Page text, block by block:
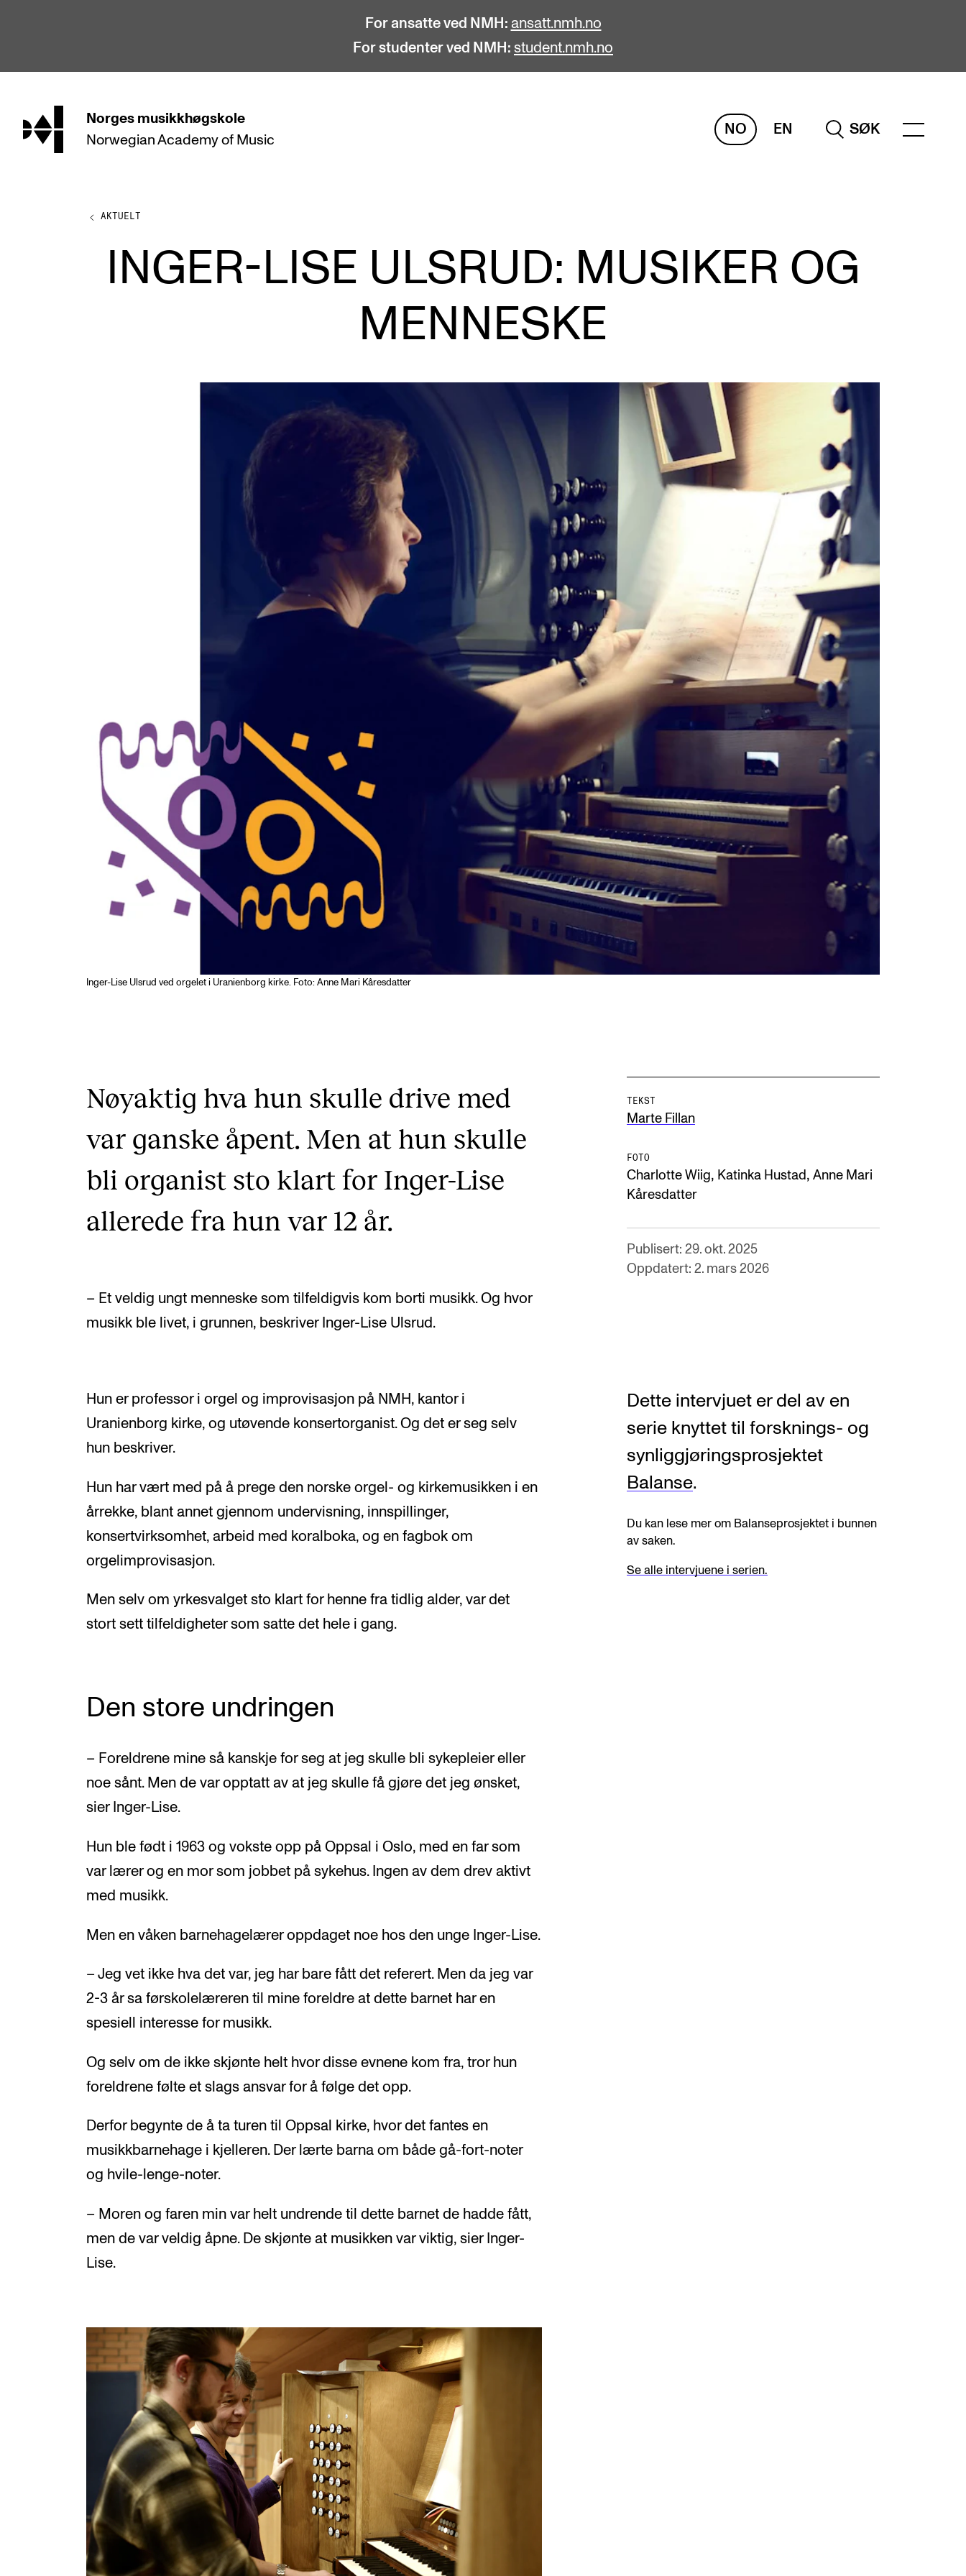
For ansatte ved NMH: ansatt.nmh.no
For studenter ved NMH: student.nmh.no
hjem Norges musikkhøgskole
Norwegian Academy of Music
NO EN
SØK
STUDIER
Bachelor
Doktorgrad Prosjekter
AKTUELT
Arrangementer og konserter
Nyheter og historier
Ledige stillinger
INFO
Om Norges musikkhøgskole
Kontakt oss
For ansatte og studenter
AKTUELT
INGER-LISE ULSRUD: MUSIKER OG
MENNESKE
Inger-Lise Ulsrud ved orgelet i Uranienborg kirke. Foto: Anne Mari Kåresdatter
Nøyaktig hva hun skulle drive med
var ganske åpent. Men at hun skulle
bli organist sto klart for Inger-Lise
allerede fra hun var 12 år.
TEKST
Marte Fillan
FOTO
Charlotte Wiig, Katinka Hustad , Anne Mari
Kåresdatter
Publisert: 29. okt. 2025
Oppdatert: 2. mars 2026
– Et veldig ungt menneske som tilfeldigvis kom borti musikk. Og hvor
musikk ble livet, i grunnen, beskriver Inger-Lise Ulsrud.
Hun er professor i orgel og improvisasjon på NMH, kantor i
Uranienborg kirke, og utøvende konsertorganist. Og det er seg selv
hun beskriver.
Hun har vært med på å prege den norske orgel- og kirkemusikken i en
årrekke, blant annet gjennom undervisning, innspillinger,
konsertvirksomhet, arbeid med koralboka, og en fagbok om
orgelimprovisasjon.
Men selv om yrkesvalget sto klart for henne fra tidlig alder, var det
stort sett tilfeldigheter som satte det hele i gang.
Dette intervjuet er del av en
serie knyttet til forsknings- og
synliggjøringsprosjektet
Balanse.
Du kan lese mer om Balanseprosjektet i bunnen
av saken.
Se alle intervjuene i serien.
Den store undringen
– Foreldrene mine så kanskje for seg at jeg skulle bli sykepleier eller
noe sånt. Men de var opptatt av at jeg skulle få gjøre det jeg ønsket,
sier Inger-Lise.
Hun ble født i 1963 og vokste opp på Oppsal i Oslo, med en far som
var lærer og en mor som jobbet på sykehus. Ingen av dem drev aktivt
med musikk.
Men en våken barnehagelærer oppdaget noe hos den unge Inger-Lise.
– Jeg vet ikke hva det var, jeg har bare fått det referert. Men da jeg var
2-3 år sa førskolelæreren til mine foreldre at dette barnet har en
spesiell interesse for musikk.
Og selv om de ikke skjønte helt hvor disse evnene kom fra, tror hun
foreldrene følte et slags ansvar for å følge det opp.
Derfor begynte de å ta turen til Oppsal kirke, hvor det fantes en
musikkbarnehage i kjelleren. Der lærte barna om både gå-fort-noter
og hvile-lenge-noter.
– Moren og faren min var helt undrende til dette barnet de hadde fått,
men de var veldig åpne. De skjønte at musikken var viktig, sier Inger-
Lise.